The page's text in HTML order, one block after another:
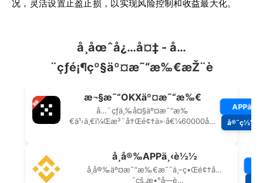
况，灵活设置止盈止损，以实现风险控制和收益最大化。